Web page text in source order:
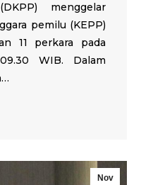
menggelar
pemilu (KEPP)
11 perkara pada
WIB. Dalam
Nov